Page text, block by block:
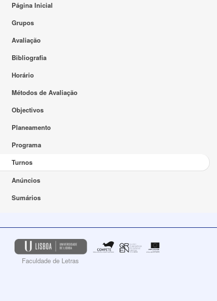
Página Inicial
Grupos
Avaliação
Bibliografia
Horário
Métodos de Avaliação
Objectivos
Planeamento
Programa
Turnos
Anúncios
Sumários
Faculdade de Letras